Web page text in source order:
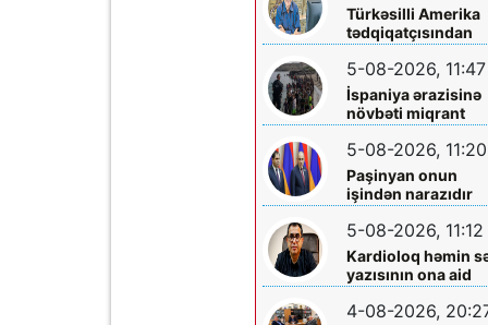
Türkəsilli Amerika
tədqiqatçısından
Talebinə -
Vardanyanla bağlı
çağırış
5-08-2026, 11:47
İspaniya ərazisinə
növbəti miqrant
axını gözlənilir?
5-08-2026, 11:20
Paşinyan onun
işindən narazıdır
5-08-2026, 11:12
Kardioloq həmin
yazısının ona aid
olmadığını -
Açıqladı
4-08-2026,